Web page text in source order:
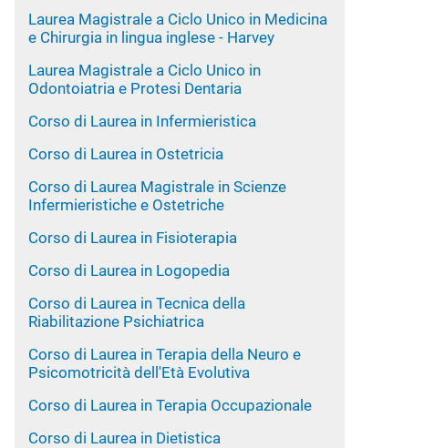
Laurea Magistrale a Ciclo Unico in Medicina
e Chirurgia in lingua inglese - Harvey
Laurea Magistrale a Ciclo Unico in
Odontoiatria e Protesi Dentaria
Corso di Laurea in Infermieristica
Corso di Laurea in Ostetricia
Corso di Laurea Magistrale in Scienze
Infermieristiche e Ostetriche
Corso di Laurea in Fisioterapia
Corso di Laurea in Logopedia
Corso di Laurea in Tecnica della
Riabilitazione Psichiatrica
Corso di Laurea in Terapia della Neuro e
Psicomotricità dell'Età Evolutiva
Corso di Laurea in Terapia Occupazionale
Corso di Laurea in Dietistica